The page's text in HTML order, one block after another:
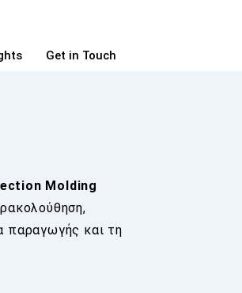
Get in Touch
Molding
παραγωγής και τη